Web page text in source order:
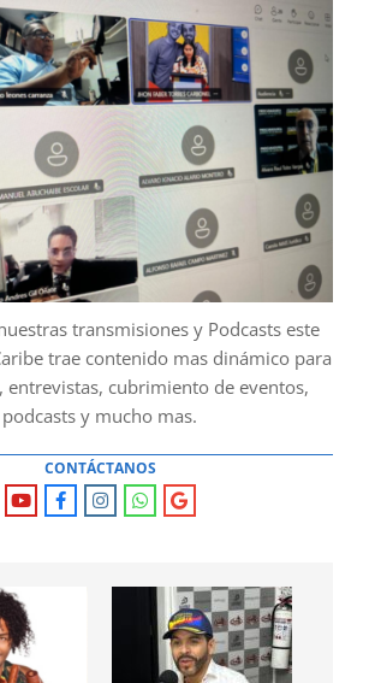
transmisiones y Podcasts este
trae contenido mas dinámico para
entrevistas, cubrimiento de eventos,
podcasts y mucho mas.
CONTÁCTANOS